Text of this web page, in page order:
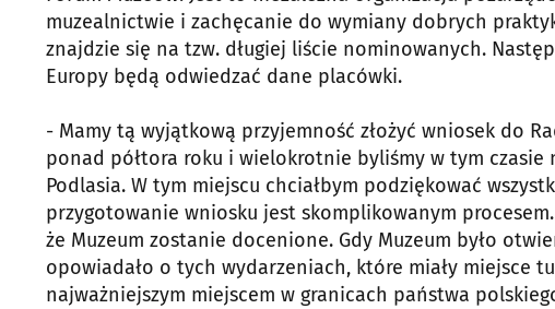
muzealnictwie i zachęcanie do wymiany dobrych
znajdzie się na tzw. długiej liście nominowanych.
Europy będą odwiedzać dane placówki.
- Mamy tą wyjątkową przyjemność złożyć wniosek do
ponad półtora roku i wielokrotnie byliśmy w tym czasie
Podlasia. W tym miejscu chciałbym podziękować
przygotowanie wniosku jest skomplikowanym
że Muzeum zostanie docenione. Gdy Muzeum było
opowiadało o tych wydarzeniach, które miały miejsce
najważniejszym miejscem w granicach państwa